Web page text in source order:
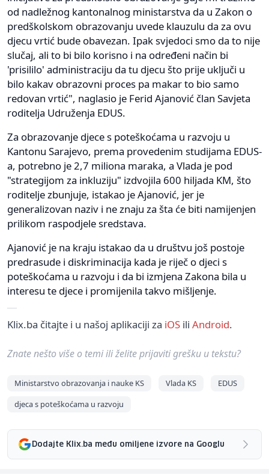
od nadležnog kantonalnog ministarstva da u Zakon o
predškolskom obrazovanju uvede klauzulu da za ovu
djecu vrtić bude obavezan. Ipak svjedoci smo da to nije
slučaj, ali to bi bilo korisno i na određeni način bi
'prisililo' administraciju da tu djecu što prije uključi u
bilo kakav obrazovni proces pa makar to bio samo
redovan vrtić", naglasio je Ferid Ajanović član Savjeta
roditelja Udruženja EDUS.
Za obrazovanje djece s poteškoćama u razvoju u
Kantonu Sarajevo, prema provedenim studijama EDUS-
a, potrebno je 2,7 miliona maraka, a Vlada je pod
"strategijom za inkluziju" izdvojila 600 hiljada KM, što
roditelje zbunjuje, istakao je Ajanović, jer je
generalizovan naziv i ne znaju za šta će biti namijenjen
prilikom raspodjele sredstava.
Ajanović je na kraju istakao da u društvu još postoje
predrasude i diskriminacija kada je riječ o djeci s
poteškoćama u razvoju i da bi izmjena Zakona bila u
interesu te djece i promijenila takvo mišljenje.
Klix.ba čitajte i u našoj aplikaciji za iOS ili Android.
Znate nešto više o temi ili želite prijaviti grešku u tekstu?
Ministarstvo obrazovanja i nauke KS Vlada KS
EDUS
djeca s poteškoćama u razvoju
Dodajte Klix.ba među omiljene izvore na Googlu